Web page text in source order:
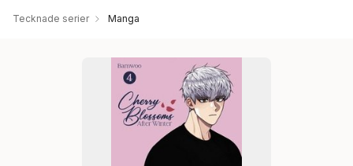
Tecknade serier Manga